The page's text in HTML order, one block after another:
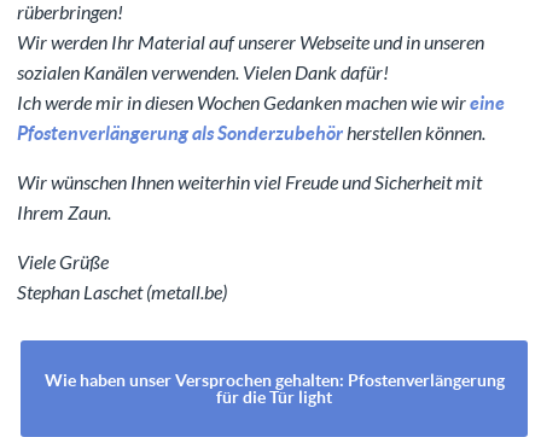
rüberbringen!
Wir werden Ihr Material auf unserer Webseite und in unseren
sozialen Kanälen verwenden. Vielen Dank dafür!
Ich werde mir in diesen Wochen Gedanken machen wie wireine
Pfostenverlängerung als Sonderzubehörherstellen können.
Wir wünschen Ihnen weiterhin viel Freude und Sicherheit mit
Ihrem Zaun.
Viele Grüße
Stephan Laschet (metall.be)
Wie haben unser Versprochen gehalten: Pfostenverlängerung
für die Tür light